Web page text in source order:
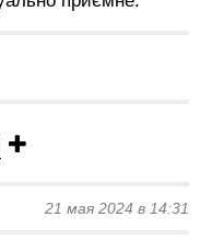
21 мая 2024 в 14:31